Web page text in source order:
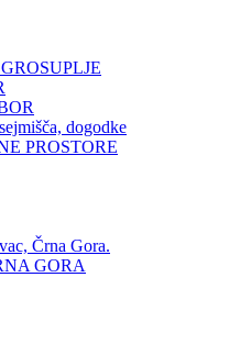
PROSTORE
GORA